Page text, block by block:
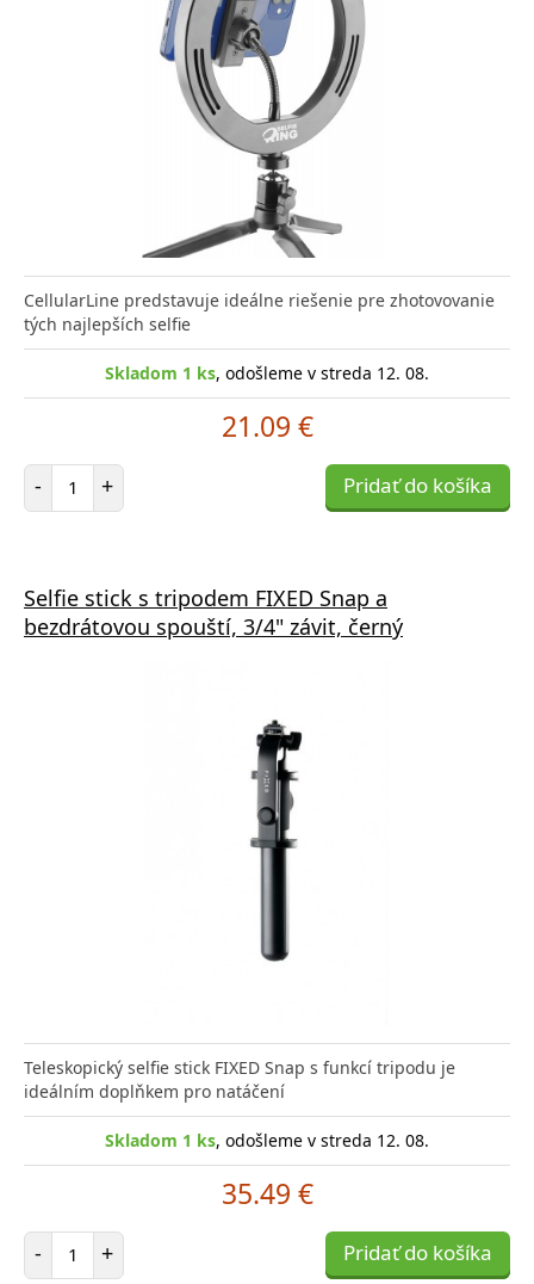
CellularLine predstavuje ideálne riešenie pre zhotovovanie
tých najlepších selfie
Skladom 1 ks, odošleme v streda 12. 08.
21.09 €
- Počet položiek
+ Pridať do košíka
Selfie stick s tripodem FIXED Snap a
bezdrátovou spouští, 3/4" závit, černý
Teleskopický selfie stick FIXED Snap s funkcí tripodu je
ideálním doplňkem pro natáčení
Skladom 1 ks, odošleme v streda 12. 08.
35.49 €
- Počet položiek
+ Pridať do košíka